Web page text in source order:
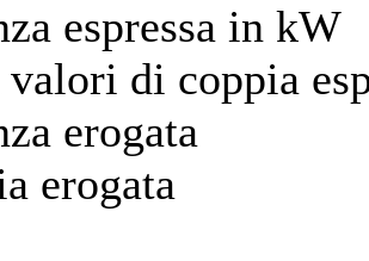
espressa in kW
valori di coppia
erogata
erogata